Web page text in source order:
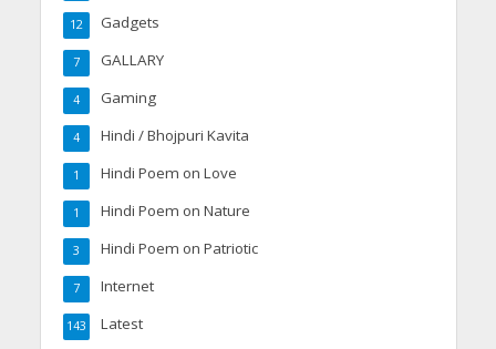
Gadgets
12
GALLARY
7
Gaming
4
Hindi / Bhojpuri Kavita
4
Hindi Poem on Love
1
Hindi Poem on Nature
1
Hindi Poem on Patriotic
3
Internet
7
Latest
143